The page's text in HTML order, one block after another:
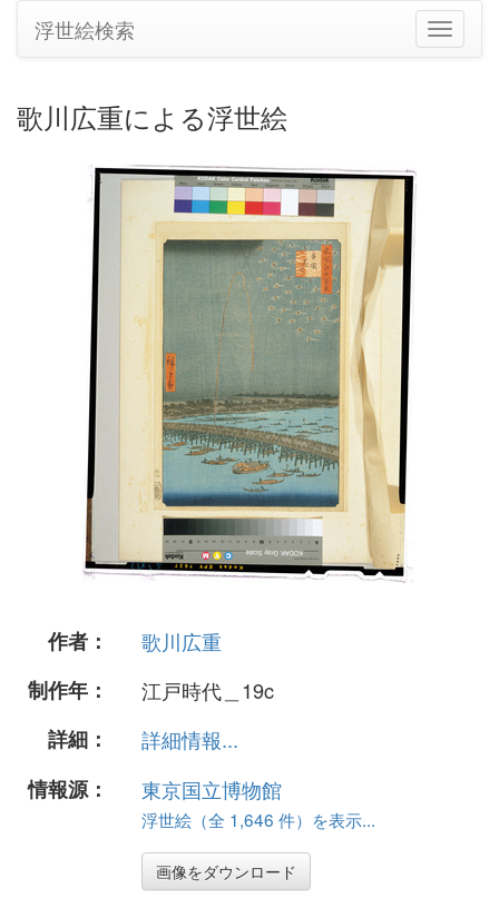
ナ
ビ
浮世絵検索
歌川広重による浮世絵
作者：
歌川広重
制作年：
江戸時代＿19c
詳細：
詳細情報...
情報源：
東京国立博物館
浮世絵（全 1,646 件）を表示...
画像をダウンロード